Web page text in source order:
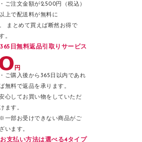
パンチ
デスクトレー
テープカッター
その他文具
セロハンテープ
ご注文金額が2,500円（税込）
上で配送料が無料に
まとめて買えば断然お得で
。
365日無料返品引取りサービス
ご購入後から365日以内であれ
無料で返品を承ります。
心してお買い物をしていただ
ます。
一部お受けできない商品がご
います。
お支払い方法は選べる4タイプ